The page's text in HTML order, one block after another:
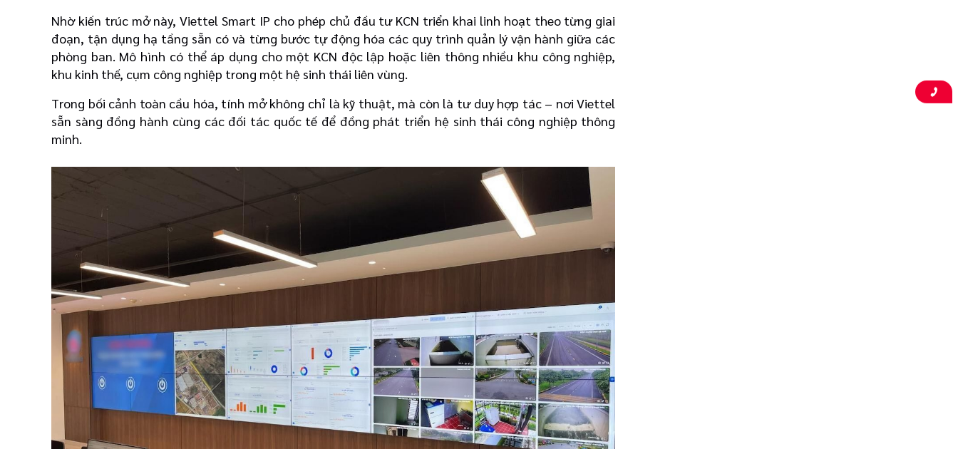
Nhờ kiến trúc mở này, Viettel Smart IP cho phép chủ đầu tư KCN triển khai linh hoạt theo từng giai
đoạn, tận dụng hạ tầng sẵn có và từng bước tự động hóa các quy trình quản lý vận hành giữa các
phòng ban. Mô hình có thể áp dụng cho một KCN độc lập hoặc liên thông nhiều khu công nghiệp,
khu kinh thế, cụm công nghiệp trong một hệ sinh thái liên vùng.
Trong bối cảnh toàn cầu hóa, tính mở không chỉ là kỹ thuật, mà còn là tư duy hợp tác – nơi Viettel
sẵn sàng đồng hành cùng các đối tác quốc tế để đồng phát triển hệ sinh thái công nghiệp thông
minh.